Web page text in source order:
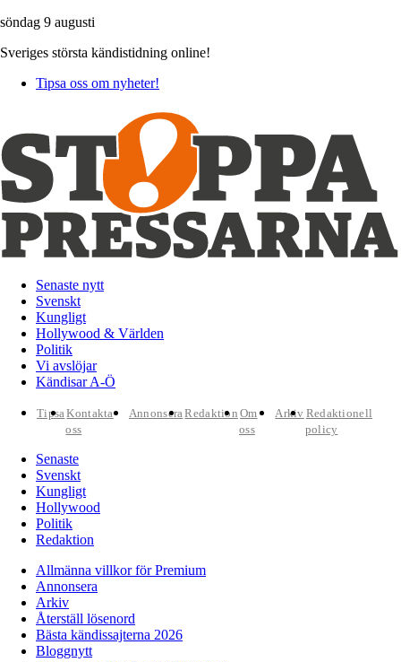
söndag 9 augusti
Sveriges största kändistidning online!
Tipsa oss om nyheter!
Senaste nytt
Svenskt
Kungligt
Hollywood & Världen
Politik
Vi avslöjar
Kändisar A-Ö
TipsaKontakta
oss
AnnonseraRedaktion Om
oss
Arkiv Redaktionell
policy
Senaste
Svenskt
Kungligt
Hollywood
Politik
Redaktion
Allmänna villkor för Premium
Annonsera
Arkiv
Återställ lösenord
Bästa kändissajterna 2026
Bloggnytt